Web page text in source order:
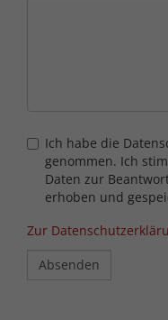
Ich habe die
genommen. Ich
Daten zur
erhoben und
Zur
Absenden